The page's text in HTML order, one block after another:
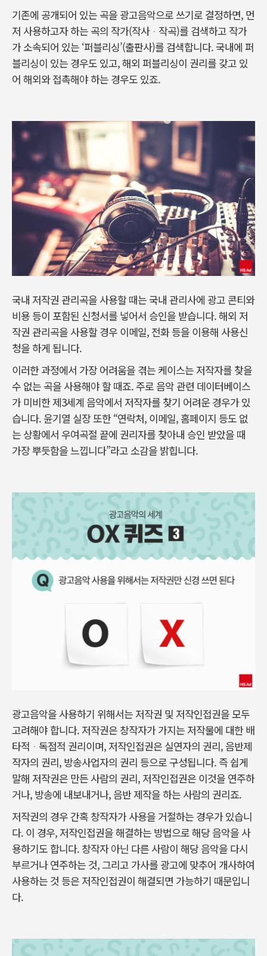
기존에 공개되어 있는 곡을 광고음악으로 쓰기로 결정하면, 먼
저 사용하고자 하는 곡의 작가(작사ᆞ작곡)를 검색하고 작가
가 소속되어 있는 ‘퍼블리싱’(출판사)를 검색합니다. 국내에 퍼
블리싱이 있는 경우도 있고, 해외 퍼블리싱이 권리를 갖고 있
어 해외와 접촉해야 하는 경우도 있죠.
국내 저작권 관리곡을 사용할 때는 국내 관리사에 광고 콘티와
비용 등이 포함된 신청서를 넣어서 승인을 받습니다. 해외 저
작권 관리곡을 사용할 경우 이메일, 전화 등을 이용해 사용신
청을 하게 됩니다.
이러한 과정에서 가장 어려움을 겪는 케이스는 저작자를 찾을
수 없는 곡을 사용해야 할 때죠. 주로 음악 관련 데이터베이스
가 미비한 제3세계 음악에서 저작자를 찾기 어려운 경우가 있
습니다. 윤기열 실장 또한 “연락처, 이메일, 홈페이지 등도 없
는 상황에서 우여곡절 끝에 권리자를 찾아내 승인 받았을 때
가장 뿌듯함을 느낍니다”라고 소감을 밝힙니다.
광고음악을 사용하기 위해서는 저작권 및 저작인접권을 모두
고려해야 합니다. 저작권은 창작자가 가지는 저작물에 대한 배
타적ᆞ독점적 권리이며, 저작인접권은 실연자의 권리, 음반제
작자의 권리, 방송사업자의 권리 등으로 구성됩니다. 즉 쉽게
말해 저작권은 만든 사람의 권리, 저작인접권은 이것을 연주하
거나, 방송에 내보내거나, 음반 제작을 하는 사람의 권리죠.
저작권의 경우 간혹 창작자가 사용을 거절하는 경우가 있습니
다. 이 경우, 저작인접권을 해결하는 방법으로 해당 음악을 사
용하기도 합니다. 창작자 아닌 다른 사람이 해당 음악을 다시
부르거나 연주하는 것, 그리고 가사를 광고에 맞추어 개사하여
사용하는 것 등은 저작인접권이 해결되면 가능하기 때문입니
다.